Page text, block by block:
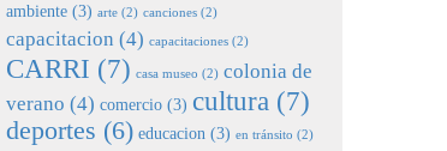
ambiente (3) arte (2) canciones (2)
capacitacion (4) capacitaciones (2)
CARRI (7) casa museo (2) colonia de
verano (4) comercio (3) cultura (7)
deportes (6) educacion (3) en tránsito (2)